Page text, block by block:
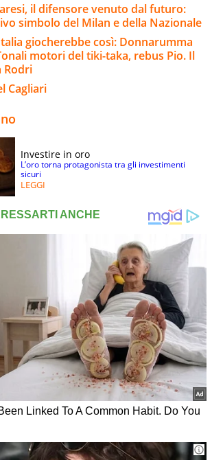
il difensore venuto dal futuro:
simbolo del Milan e della Nazionale
giocherebbe così: Donnarumma
motori del tiki-taka, rebus Pio. Il
Rodri
Cagliari
Investire in oro
L’oro torna protagonista tra gli investimenti
sicuri
LEGGI